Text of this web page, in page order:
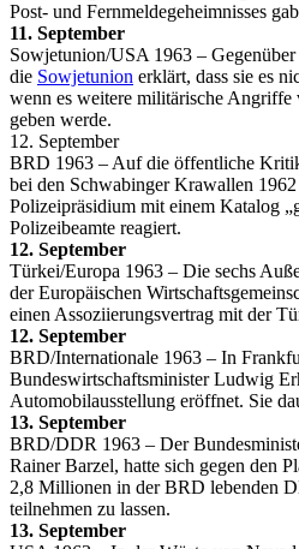
Post- und Fernmeldegeheimnisses
11. September
Sowjetunion/USA 1963 – Gegenüber
die Sowjetunion erklärt, dass sie es
wenn es weitere militärische
geben werde.
12. September
BRD 1963 – Auf die öffentliche
bei den Schwabinger Krawallen
Polizeipräsidium mit einem Katalog
Polizeibeamte reagiert.
12. September
Türkei/Europa 1963 – Die sechs
der Europäischen
einen Assoziierungsvertrag mit der
12. September
BRD/Internationale 1963 – In
Bundeswirtschaftsminister Ludwig
Automobilausstellung eröffnet. Sie
13. September
BRD/DDR 1963 – Der
Rainer Barzel, hatte sich gegen den
2,8 Millionen in der BRD lebenden
teilnehmen zu lassen.
13. September